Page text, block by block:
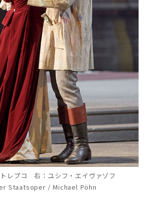
レプコ 右： ユシフ・エイヴァゾフ
Staatsoper / Michael Pöhn